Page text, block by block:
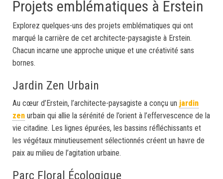
Projets emblématiques à Erstein
Explorez quelques-uns des projets emblématiques qui ont
marqué la carrière de cet architecte-paysagiste à Erstein.
Chacun incarne une approche unique et une créativité sans
bornes.
Jardin Zen Urbain
Au cœur d’Erstein, l’architecte-paysagiste a conçu un jardin
zen urbain qui allie la sérénité de l’orient à l’effervescence de la
vie citadine. Les lignes épurées, les bassins réfléchissants et
les végétaux minutieusement sélectionnés créent un havre de
paix au milieu de l’agitation urbaine.
Parc Floral Écologique